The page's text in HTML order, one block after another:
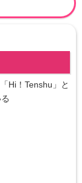
Hi！Tenshu」と